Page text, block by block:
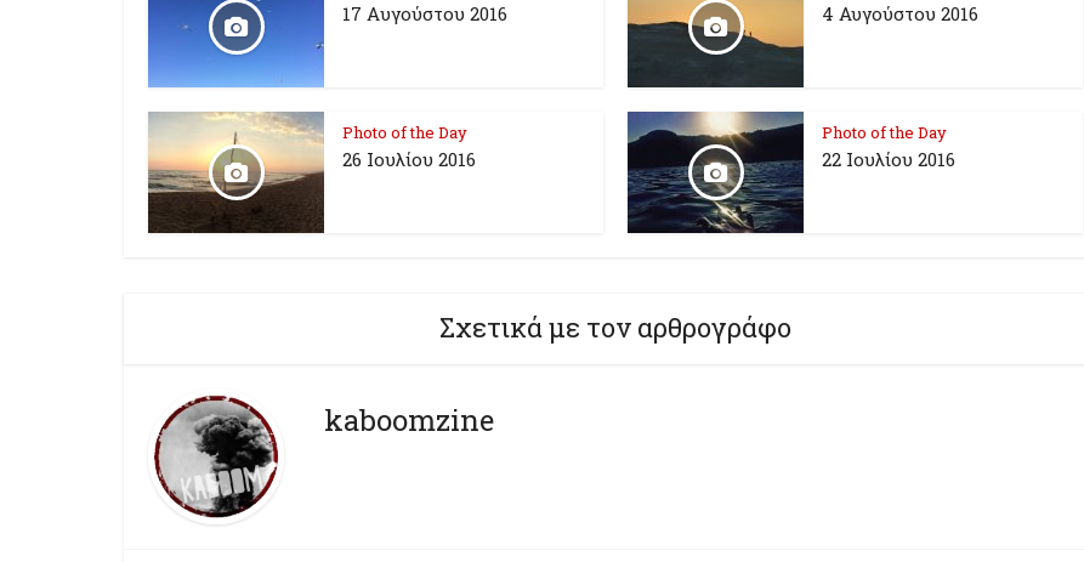
17 Aυγούστου 2016 4 Αυγούστου 2016
Photo of the Day
26 Ioυλίου 2016
Photo of the Day
22 Ιουλίου 2016
Σχετικά με τον αρθρογράφο
kaboomzine